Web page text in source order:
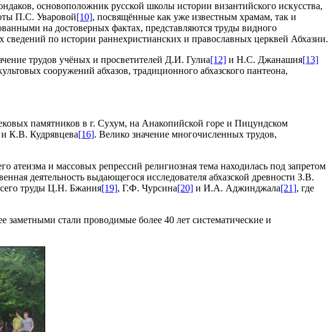
основоположник русской школы истории византийского искусства,
П.С. Уваровой[10], посвящённые как уже известным храмам, так и
на достоверных фактах, представляются труды видного
сведений по истории раннехристианских и православных церквей Абхазии.
трудов учёных и просветителей Д.И. Гулиа[12] и Н.С. Джанашия[13]
сооружений абхазов, традиционного абхазского пантеона,
памятников в г. Сухум, на Анакопийской горе и Пицундском
и К.В. Кудрявцева[16]. Велико значение многочисленных трудов,
атеизма и массовых репрессий религиозная тема находилась под запретом
деятельность выдающегося исследователя абхазской древности З.В.
труды Ц.Н. Бжания[19], Г.Ф. Чурсина[20] и И.А. Аджинджала[21], где
стали проводимые более 40 лет систематические и